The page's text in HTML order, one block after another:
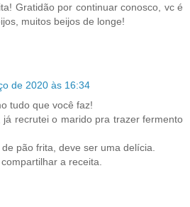
Gratidão por continuar conosco, vc é
muitos beijos de longe!
de 2020 às 16:34
tudo que você faz!
já recrutei o marido pra trazer fermento
pão frita, deve ser uma delícia.
a receita.